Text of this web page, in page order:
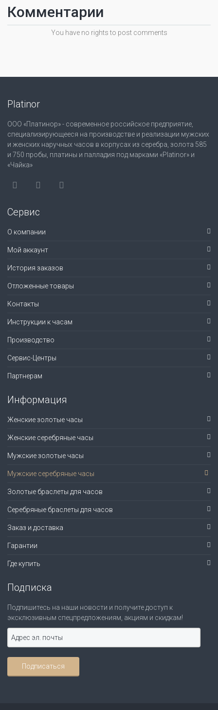
Комментарии
You have no rights to post comments
Platinor
ООО «Платинор» - современное российское предприятие,
специализирующееся на производстве и реализации мужских
и женских наручных часов в корпусах из серебра, золота 585
и 750 пробы, платины и палладия под марками «Platinor» и
«Чайка»
Сервис
О компании
Мой аккаунт
История заказов
Отложенные товары
Контакты
Инструкции к часам
Производство
Сервис-Центры
Партнерам
Информация
Женские золотые часы
Женские серебряные часы
Мужские золотые часы
Мужские серебряные часы
Золотые браслеты для часов
Серебряные браслеты для часов
Заказ и доставка
Гарантии
Где купить
Подписка
Подпишитесь на наши новости и получите доступ к
эксклюзивным спецпредложениям, акциям и скидкам!